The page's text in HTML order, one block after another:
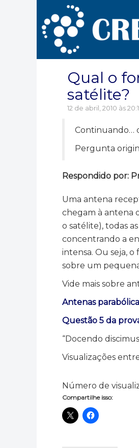
Qual o
satélite?
12 de abril, 2010 às
Continuando…
Pergunta
Respondido por:
Uma antena
chegam à antena
o satélite), todas
concentrando a
intensa. Ou seja,
sobre um
Vide mais sobre
Antenas
Questão 5 da
“Docendo
Visualizações
Número de
Compartilhe isso: